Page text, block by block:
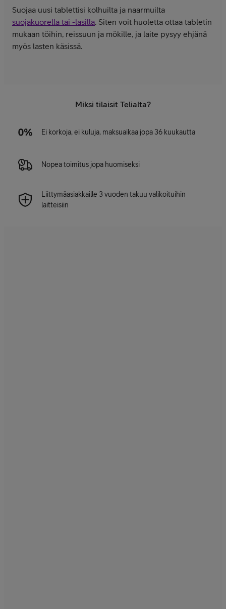
Suojaa uusi tablettisi kolhuilta ja naarmuilta
suojakuorella tai -lasilla. Siten voit huoletta ottaa tabletin
mukaan töihin, reissuun ja mökille, ja laite pysyy ehjänä
myös lasten käsissä.
Miksi tilaisit Telialta?
Ei korkoja, ei kuluja, maksuaikaa jopa 36 kuukautta
Nopea toimitus jopa huomiseksi
Liittymäasiakkaille 3 vuoden takuu valikoituihin
laitteisiin